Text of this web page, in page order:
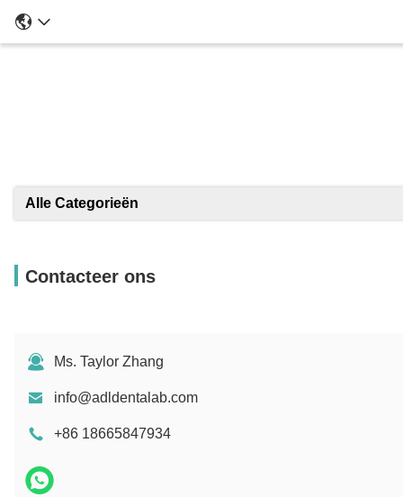
Alle Categorieën
Contacteer ons
Ms. Taylor Zhang
info@adldentalab.com
+86 18665847934